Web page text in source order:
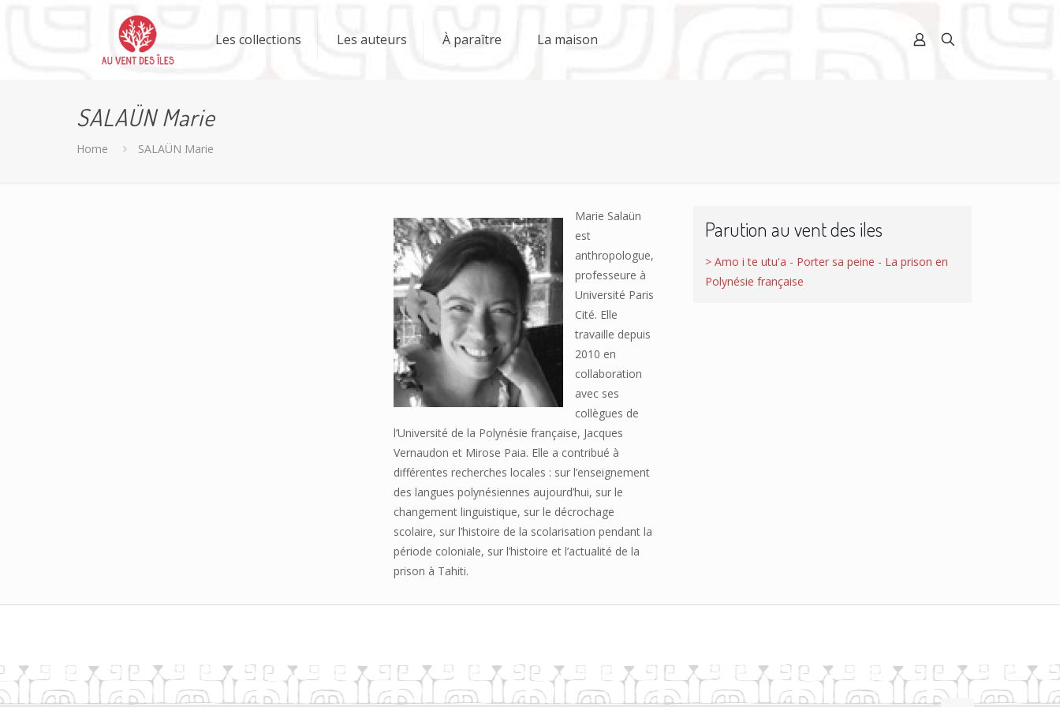
Les collections Les auteurs À paraître La maison
SALAÜN Marie
Home SALAÜN Marie
Marie Salaün
est
anthropologue,
professeure à
Université Paris
Cité. Elle
travaille depuis
2010 en
collaboration
avec ses
collègues de
l’Université de la Polynésie française, Jacques
Vernaudon et Mirose Paia. Elle a contribué à
différentes recherches locales : sur l’enseignement
des langues polynésiennes aujourd’hui, sur le
changement linguistique, sur le décrochage
scolaire, sur l’histoire de la scolarisation pendant la
période coloniale, sur l’histoire et l’actualité de la
prison à Tahiti.
Parution au vent des iles
> Amo i te utu'a - Porter sa peine - La prison en
Polynésie française